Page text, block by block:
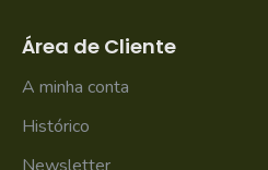
Área de Cliente
A minha conta
Histórico